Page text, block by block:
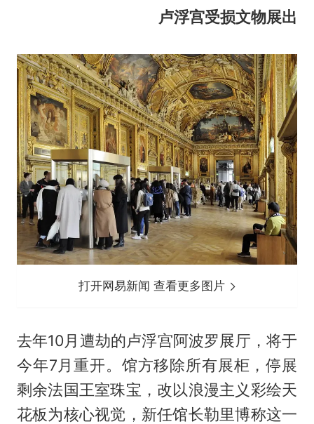
卢浮宫受损文物展出
打开网易新闻 查看更多图片
去年10月遭劫的卢浮宫阿波罗展厅，将于
今年7月重开。馆方移除所有展柜，停展
剩余法国王室珠宝，改以浪漫主义彩绘天
花板为核心视觉，新任馆长勒里博称这一